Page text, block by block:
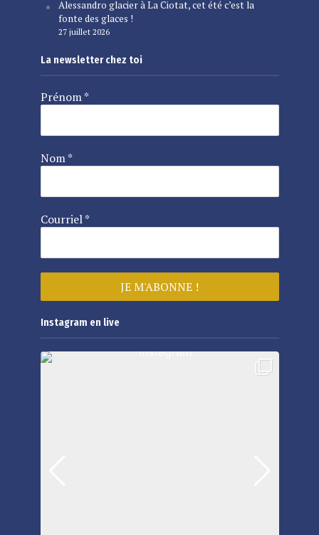
Alessandro glacier à La Ciotat, cet été c’est la
fonte des glaces !
27 juillet 2026
La newsletter chez toi
Prénom*
Nom*
Courriel*
Instagram en live